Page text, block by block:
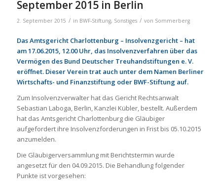
September 2015 in Berlin
2. September 2015 / in BWF-Stiftung, Sonstiges / von Sommerberg
Das Amtsgericht Charlottenburg – Insolvenzgericht – hat
am 17.06.2015, 12.00 Uhr, das Insolvenzverfahren über das
Vermögen des Bund Deutscher Treuhandstiftungen e. V.
eröffnet. Dieser Verein trat auch unter dem Namen Berliner
Wirtschafts- und Finanzstiftung oder BWF-Stiftung auf.
Zum Insolvenzverwalter hat das Gericht Rechtsanwalt
Sebastian Laboga, Berlin, Kanzlei Kübler, bestellt. Außerdem
hat das Amtsgericht Charlottenburg die Gläubiger
aufgefordert ihre Insolvenzforderungen in Frist bis 05.10.2015
anzumelden.
Die Gläubigerversammlung mit Berichtstermin wurde
angesetzt für den 04.09.2015. Die Behandlung folgender
Punkte ist vorgesehen: